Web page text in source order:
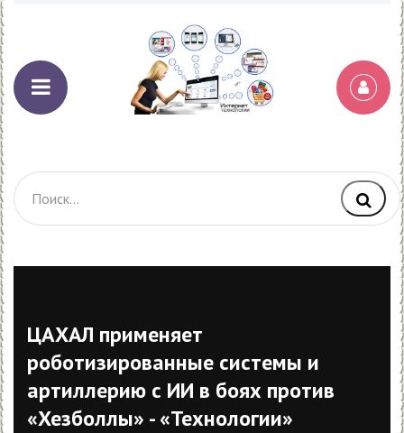
ЦАХАЛ применяет
роботизированные системы и
артиллерию с ИИ в боях против
«Хезболлы» - «Технологии»